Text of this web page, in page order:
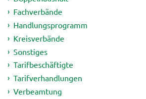
Fachverbände
Handlungsprogramm
Kreisverbände
Sonstiges
Tarifbeschäftigte
Tarifverhandlungen
Verbeamtung